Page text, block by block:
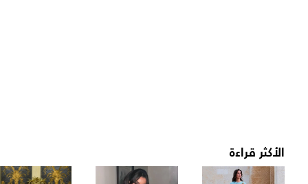
الأكثر قراءة